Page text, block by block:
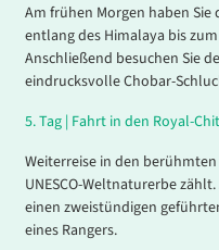
Am frühen Morgen haben
entlang des Himalaya bis
Anschließend besuchen Sie
eindrucksvolle Chobar-
5.Tag | Fahrt in den Royal-
Weiterreise in den
UNESCO-Weltnaturerbe
einen zweistündigen
eines Rangers.